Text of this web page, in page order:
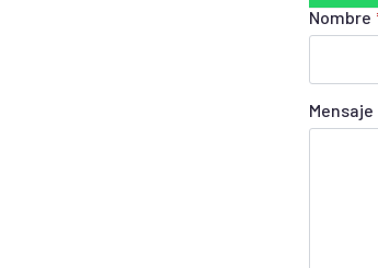
Nombre
Mensaje